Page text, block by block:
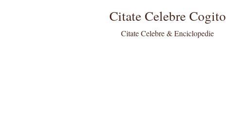
Citate Celebre Cogito
Citate Celebre & Enciclopedie